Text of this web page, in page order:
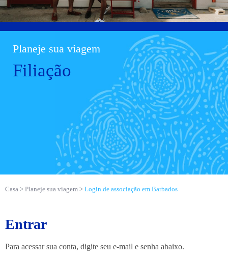
Planeje sua viagem
Filiação
Casa Planeje sua viagem Login de associação em Barbados
Entrar
Para acessar sua conta, digite seu e-mail e senha abaixo.